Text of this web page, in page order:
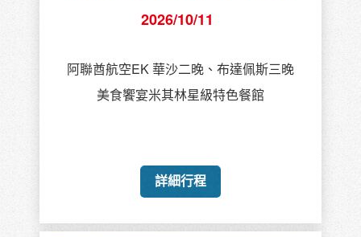
2026/10/11
阿聯酋航空EK 華沙二晚、布達佩斯三晚
美食饗宴米其林星級特色餐館
詳細行程